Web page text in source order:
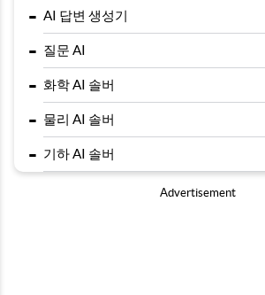
- AI 답변 생성기
- 질문 AI
- 화학 AI 솔버
- 물리 AI 솔버
- 기하 AI 솔버
Advertisement